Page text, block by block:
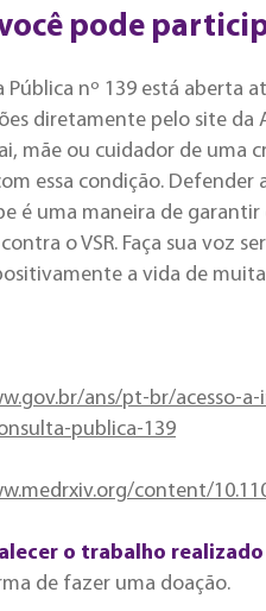
pode
Pública nº 139 está aberta
diretamente pelo site da
mãe ou cuidador de uma
essa condição. Defender
é uma maneira de
o VSR. Faça sua voz
a vida de
ans/pt-br/acesso-
publica-139
content/
o trabalho realizado
de fazer uma doação.